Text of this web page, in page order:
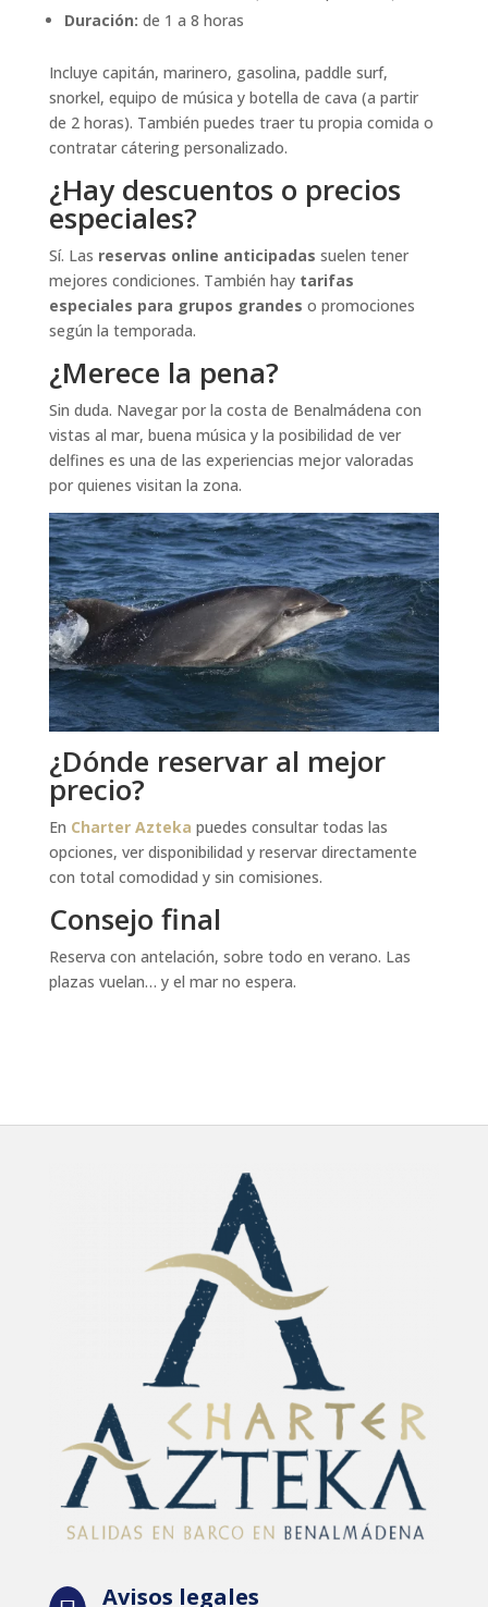
Duración: de 1 a 8 horas
Incluye capitán, marinero, gasolina, paddle surf,
snorkel, equipo de música y botella de cava (a partir
de 2 horas). También puedes traer tu propia comida o
contratar cátering personalizado.
¿Hay descuentos o precios
especiales?
Sí. Las reservas online anticipadas suelen tener
mejores condiciones. También hay tarifas
especiales para grupos grandes o promociones
según la temporada.
¿Merece la pena?
Sin duda. Navegar por la costa de Benalmádena con
vistas al mar, buena música y la posibilidad de ver
delfines es una de las experiencias mejor valoradas
por quienes visitan la zona.
¿Dónde reservar al mejor
precio?
En Charter Azteka puedes consultar todas las
opciones, ver disponibilidad y reservar directamente
con total comodidad y sin comisiones.
Consejo final
Reserva con antelación, sobre todo en verano. Las
plazas vuelan… y el mar no espera.
Avisos legales